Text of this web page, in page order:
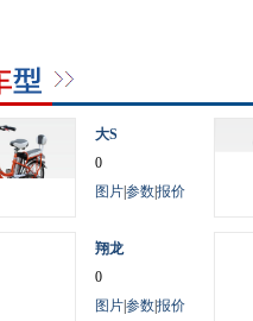
大S
0
图片参数报价
翔龙
0
图片参数报价